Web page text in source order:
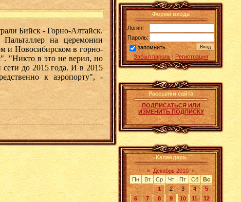
Бийск - Горно-Алтайск.
на церемонии
и Новосибирском в горно-
"Никто в это не верил, но
сети до 2015 года. И в 2015
к аэропорту", -
Форма входа
Логин:
Пароль:
запомнить
Забыл пароль | Регистрация
Рассылки сайта
ПОДПИСАТЬСЯ ИЛИ
ИЗМЕНИТЬ ПОДПИСКУ
Календарь
« Декабрь 2010 »
Пн
Вт Ср Чт Пт Сб
Вс
1
2 3 4
5
6
7 8 9 10 11
12